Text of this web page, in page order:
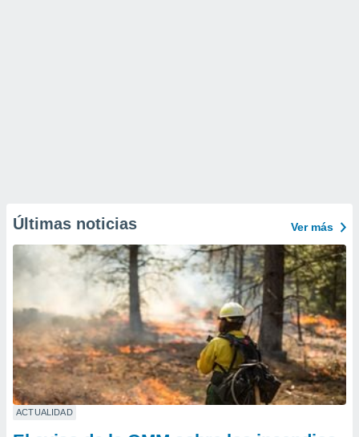
Últimas noticias Ver más
ACTUALIDAD